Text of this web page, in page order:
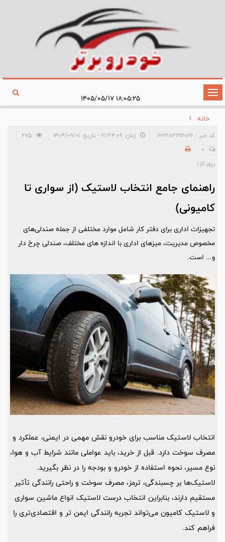
تغییر
وضعیت
ناوبری
۱۸:۰۵:۲۵ ۱۴۰۵/۰۵/۱۷
خانه
کد خبر : 1763841912026 زمان: ۲۱:۳۴:۰۹ - تاریخ: ۱۴۰۴/۰۹/۰۱
0
رپورتاژ/
راهنمای جامع انتخاب لاستیک (از سواری تا
کامیونی)
تجهیزات اداری برای دفتر کار شامل موارد مختلفی از جمله صندلی‌های
مخصوص مدیریت، میز‌های اداری با اندازه‌ های مختلف، صندلی‌ چرخ ‌دار
و... است.
انتخاب لاستیک مناسب برای خودرو نقش مهمی در ایمنی، عملکرد و
مصرف سوخت دارد. قبل از خرید، باید عواملی مانند شرایط آب و هوا،
نوع مسیر، نحوه استفاده از خودرو و بودجه را در نظر بگیرید.
لاستیک‌ها بر چسبندگی، ترمز، مصرف سوخت و راحتی رانندگی تأثیر
مستقیم دارند، بنابراین انتخاب درست لاستیک انواع ماشین سواری
و لاستیک کامیون می‌تواند تجربه رانندگی ایمن ‌تر و اقتصادی‌تری را
فراهم کند.